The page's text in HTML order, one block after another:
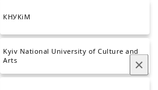
×
КНУКіМ
Kyiv National University of Culture and
Arts